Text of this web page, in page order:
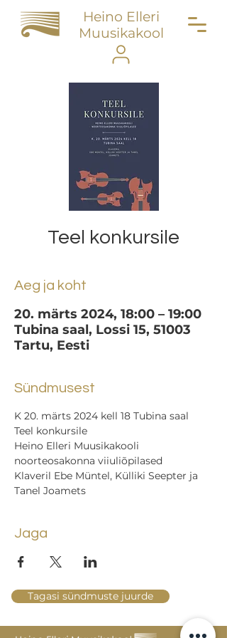
Heino Elleri
Muusikakool
Teel konkursile
Aeg ja koht
20. märts 2024, 18:00 – 19:00
Tubina saal, Lossi 15, 51003
Tartu, Eesti
Sündmusest
K 20. märts 2024 kell 18 Tubina saal
Teel konkursile
Heino Elleri Muusikakooli
noorteosakonna viiuliõpilased
Klaveril Ebe Müntel, Külliki Seepter ja
Tanel Joamets
Jaga
Tagasi sündmuste juurde